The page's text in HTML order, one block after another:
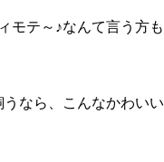
モテ～♪なんて言う方も
なら、こんなかわいい